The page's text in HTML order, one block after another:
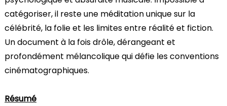
catégoriser, il reste une méditation unique sur la
célébrité, la folie et les limites entre réalité et fiction.
Un document à la fois drôle, dérangeant et
profondément mélancolique qui défie les conventions
cinématographiques.
Résumé